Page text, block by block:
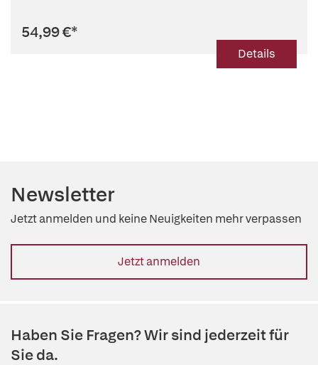
54,99 €*
Details
Newsletter
Jetzt anmelden und keine Neuigkeiten mehr verpassen
Jetzt anmelden
Haben Sie Fragen? Wir sind jederzeit für
Sie da.